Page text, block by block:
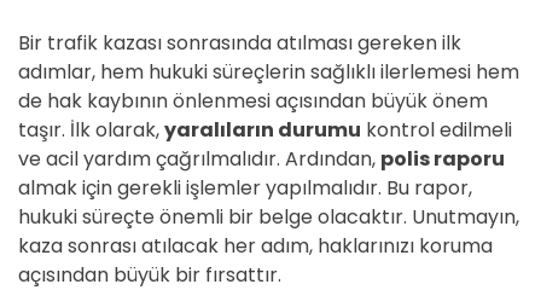
Bir trafik kazası sonrasında atılması gereken ilk
adımlar, hem hukuki süreçlerin sağlıklı ilerlemesi hem
de hak kaybının önlenmesi açısından büyük önem
taşır. İlk olarak,yaralıların durumu kontrol edilmeli
ve acil yardım çağrılmalıdır. Ardından, polis raporu
almak için gerekli işlemler yapılmalıdır. Bu rapor,
hukuki süreçte önemli bir belge olacaktır. Unutmayın,
kaza sonrası atılacak her adım, haklarınızı koruma
açısından büyük bir fırsattır.